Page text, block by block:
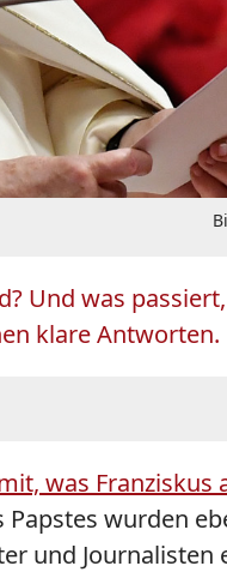
Und was
klare Antworten.
was Franziskus
wurden
und Journalisten